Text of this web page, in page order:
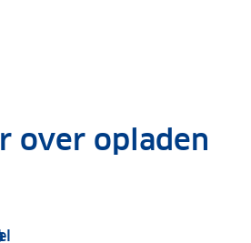
over opladen